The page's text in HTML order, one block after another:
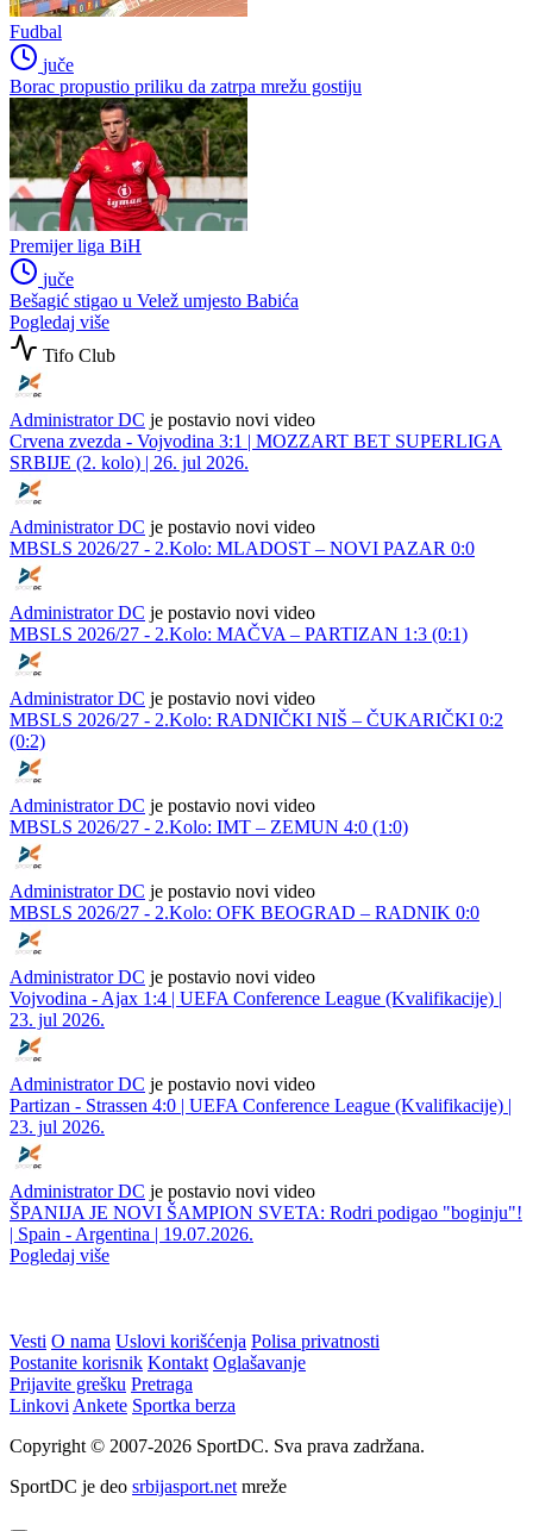
Fudbal
juče
Borac propustio priliku da zatrpa mrežu gostiju
Premijer liga BiH
juče
Bešagić stigao u Velež umjesto Babića
Pogledaj više
Tifo Club
Administrator DC je postavio novi video
Crvena zvezda - Vojvodina 3:1 | MOZZART BET SUPERLIGA
SRBIJE (2. kolo) | 26. jul 2026.
Administrator DC je postavio novi video
MBSLS 2026/27 - 2.Kolo: MLADOST – NOVI PAZAR 0:0
Administrator DC je postavio novi video
MBSLS 2026/27 - 2.Kolo: MAČVA – PARTIZAN 1:3 (0:1)
Administrator DC je postavio novi video
MBSLS 2026/27 - 2.Kolo: RADNIČKI NIŠ – ČUKARIČKI 0:2
(0:2)
Administrator DC je postavio novi video
MBSLS 2026/27 - 2.Kolo: IMT – ZEMUN 4:0 (1:0)
Administrator DC je postavio novi video
MBSLS 2026/27 - 2.Kolo: OFK BEOGRAD – RADNIK 0:0
Administrator DC je postavio novi video
Vojvodina - Ajax 1:4 | UEFA Conference League (Kvalifikacije) |
23. jul 2026.
Administrator DC je postavio novi video
Partizan - Strassen 4:0 | UEFA Conference League (Kvalifikacije) |
23. jul 2026.
Administrator DC je postavio novi video
ŠPANIJA JE NOVI ŠAMPION SVETA: Rodri podigao "boginju"!
| Spain - Argentina | 19.07.2026.
Pogledaj više
Vesti O nama Uslovi korišćenja Polisa privatnosti
Postanite korisnik Kontakt Oglašavanje
Prijavite grešku Pretraga
Linkovi Ankete Sportka berza
Copyright © 2007-2026 SportDC. Sva prava zadržana.
SportDC je deo srbijasport.net mreže